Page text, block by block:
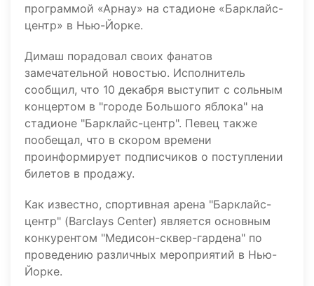
программой «Арнау» на стадионе «Барклайс-
центр» в Нью-Йорке.
Димаш порадовал своих фанатов
замечательной новостью. Исполнитель
сообщил, что 10 декабря выступит с сольным
концертом в "городе Большого яблока" на
стадионе "Барклайс-центр". Певец также
пообещал, что в скором времени
проинформирует подписчиков о поступлении
билетов в продажу.
Как известно, спортивная арена "Барклайс-
центр" (Barclays Center) является основным
конкурентом "Медисон-сквер-гардена" по
проведению различных мероприятий в Нью-
Йорке.